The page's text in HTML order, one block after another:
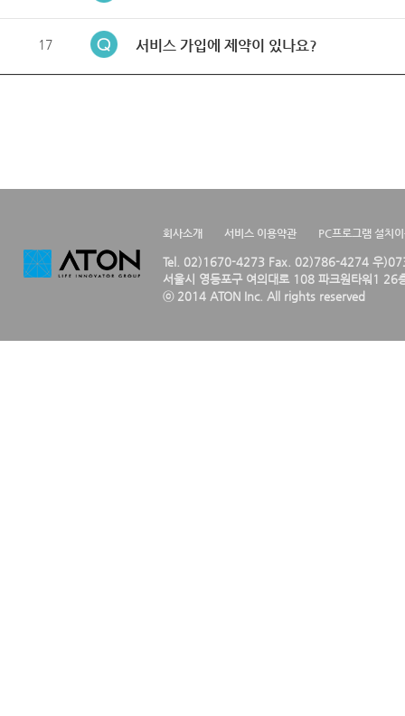
17 서비스 가입에 제약이 있나요?
회사소개 서비스 이용약관 PC프로그램 설치
Tel. 02)1670-4273 Fax. 02)786-4274 우
서울시 영등포구 여의대로 108 파크원타워1 26
ⓒ 2014 ATON Inc. All rights reserved